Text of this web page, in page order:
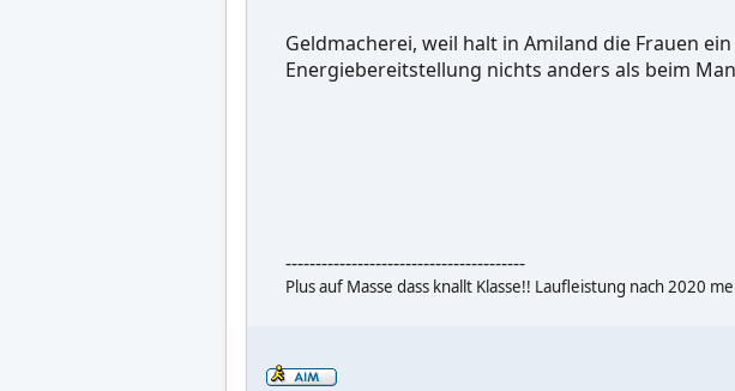
Geldmacherei, weil halt in Amiland die Frauen
Energiebereitstellung nichts anders als beim
----------------------------------------
Plus auf Masse dass knallt Klasse!! Laufleistung nach 2020